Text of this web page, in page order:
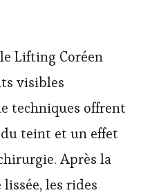
Lifting Coréen
visibles
techniques offrent
teint et un effet
Après la
lissée, les rides